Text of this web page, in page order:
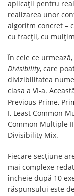
aplicații pentru
realizarea unor
algoritm concret –
cu fracții, cu
În cele ce
Divisibility, care
divizibilitatea
clasa a VI-a.
Previous Prime,
I, Least Common
Common Multiple
Divisibility Mix.
Fiecare secțiune
mai complexe
încheie după 10
răspunsului este